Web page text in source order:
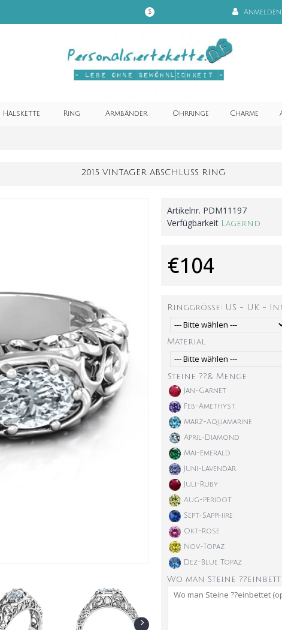
$ Anmelden
Halskette Ring Armbänder Ohrringe Charme
2015 VINTAGER ABSCHLUSS RING
Artikelnr. PDM11197
Verfügbarkeit Lagernd
€104
Ringgröße: US - UK -
Material
Steine ??& Menge
Jan-Garnet
Feb-Amethyst
März-Aquamarine
April-Diamond
Mai-Emerald
Juni-Lavendar
Juli-Ruby
Aug-Peridot
Sept-Sapphire
Okt-Rose
Nov-Topaz
Dez-Blue Topaz
Wo man Steine